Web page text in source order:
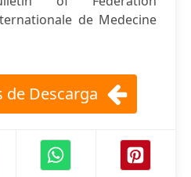
de Medecine
de Descarga